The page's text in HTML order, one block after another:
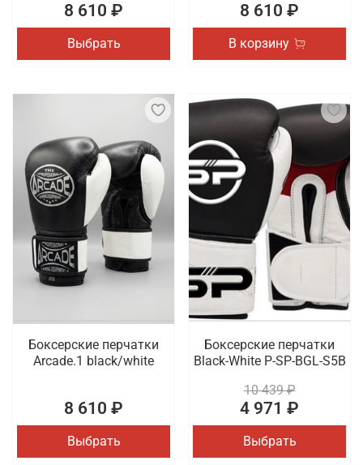
8 610 ₽
Выбрать
8 610 ₽
В корзину
Боксерские перчатки
Arcade.1 black/white
8 610 ₽
Выбрать
Боксерские перчатки
Black-White P-SP-BGL-S5B
10 439 ₽
4 971 ₽
Выбрать